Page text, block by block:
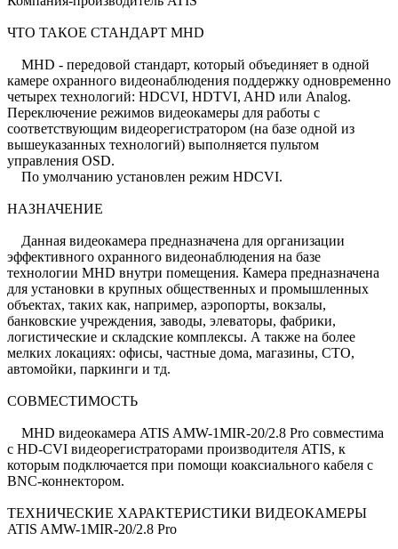
ЧТО ТАКОЕ СТАНДАРТ MHD
MHD - передовой стандарт, который объединяет в одной
камере охранного видеонаблюдения поддержку одновременно
четырех технологий: HDCVI, HDTVI, AHD или Analog.
Переключение режимов видеокамеры для работы с
соответствующим видеорегистратором (на базе одной из
вышеуказанных технологий) выполняется пультом
управления OSD.
По умолчанию установлен режим HDCVI.
НАЗНАЧЕНИЕ
Данная видеокамера предназначена для организации
эффективного охранного видеонаблюдения на базе
технологии MHD внутри помещения. Камера предназначена
для установки в крупных общественных и промышленных
объектах, таких как, например, аэропорты, вокзалы,
банковские учреждения, заводы, элеваторы, фабрики,
логистические и складские комплексы. А также на более
мелких локациях: офисы, частные дома, магазины, СТО,
автомойки, паркинги и тд.
СОВМЕСТИМОСТЬ
MHD видеокамера ATIS AMW-1MIR-20/2.8 Pro совместима
с HD-CVI видеорегистраторами производителя ATIS, к
которым подключается при помощи коаксиального кабеля с
BNC-коннектором.
ТЕХНИЧЕСКИЕ ХАРАКТЕРИСТИКИ ВИДЕОКАМЕРЫ
ATIS AMW-1MIR-20/2.8 Pro